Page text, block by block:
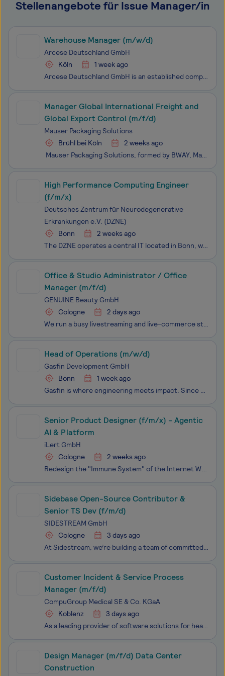
Stellenangebote für Issue Manager/in
Warehouse Manager (m/w/d)
Arcese Deutschland GmbH
Köln
1 week ago
Arcese Deutschland GmbH is an established company in the transport and logistics sector and part of the international Arcese Group. As a 3PL provider, we deliver integrated logistics solutions tailored to our customers’ needs, with a strong focus on quality, efficiency, reliability, and continuous i
Manager Global International Freight and
Global Export Control (m/f/d)
Mauser Packaging Solutions
Brühl bei Köln
2 weeks ago
Mauser Packaging Solutions, formed by BWAY, Mauser Group, NCG and ICS, brings unparalleled packaging performance and innovation to redefine sustainability for customers. From new packaging made from recycled content, to reconditioning, reuse, recycling and professional disposal, we provide cus
High Performance Computing Engineer
(f/m/x)
Deutsches Zentrum für Neurodegenerative
Erkrankungen e.V. (DZNE)
Bonn
2 weeks ago
The DZNE operates a central IT located in Bonn, which provides the central network, server, and storage infrastructure and services for the entire research center distributed across 10 sites, supporting the work of scientists and administration. We operate a virtualization infrastructure with L
Office & Studio Administrator / Office
Manager (m/f/d)
GENUINE Beauty GmbH
Cologne
2 days ago
We run a busy livestreaming and live-commerce studio. We're looking for a hands-on, reliable Office & Studio Administrator to keep the studio and office running smoothly day to day — so our hosts and production team can focus on going live. This is a practical, on-site role for someone organized
Head of Operations (m/w/d)
Gasfin Development GmbH
Bonn
1 week ago
Gasfin is where engineering meets impact. Since 2009, we’ve been building and managing world-class LNG infrastructure projects across the globe—from the drawing board to real-world delivery. Our clients include governments, energy companies, and infrastructure operators, all working toward the same
Senior Product Designer (f/m/x) - Agentic
AI & Platform
iLert GmbH
Cologne
2 weeks ago
Redesign the "Immune System" of the Internet When Spotify stops playing, Amazon can't process orders, or a bank's app goes dark - it’s an incident. Behind the scenes, a team of engineers is scrambling to fix it. ilert is the platform they rely on to detect the issue, organize the response, and resol
Sidebase Open-Source Contributor &
Senior TS Dev (f/m/d)
SIDESTREAM GmbH
Cologne
3 days ago
At Sidestream, we’re building a team of committed, explorative and witty individuals who love pushing boundaries while having fun.
Customer Incident & Service Process
Manager (m/f/d)
CompuGroup Medical SE & Co. KGaA
Koblenz
3 days ago
As a leading provider of software solutions for healthcare, we operate in 19 countries and employ nearly 9,000 dedicated professionals. You will work in a dynamic and innovative environment, filled with exciting opportunities. With your commitment and passion, you’ll have the chance to make a lastin
Design Manager (m/f/d) Data Center
Construction